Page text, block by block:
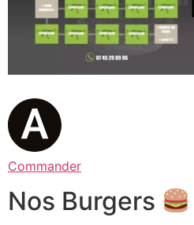
Commander
Nos Burgers